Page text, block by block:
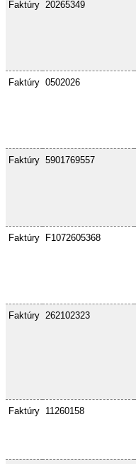
Faktúry 20265349
Faktúry 0502026
Faktúry 5901769557
Faktúry F1072605368
Faktúry 262102323
Faktúry 11260158